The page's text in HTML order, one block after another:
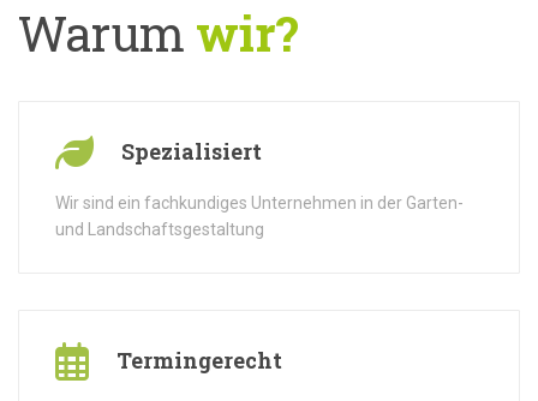
Warum wir?
Spezialisiert
Wir sind ein fachkundiges Unternehmen in der Garten-
und Landschaftsgestaltung
Termingerecht